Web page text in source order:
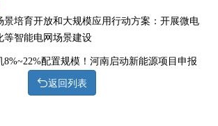
景培育开放和大规模应用行动方案：开展微电
等智能电网场景建设
8%~22%配置规模！河南启动新能源项目申报
返回列表